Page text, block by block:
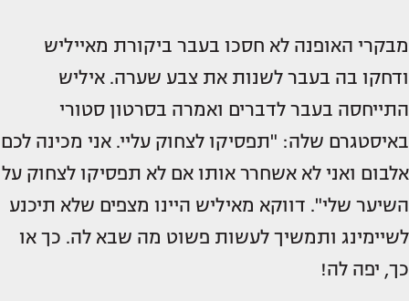
מבקרי האופנה לא חסכו בעבר ביקורת מאייליש
ודחקו בה בעבר לשנות את צבע שערה. איליש
התייחסה בעבר לדברים ואמרה בסרטון סטורי
באיסטגרם שלה: "תפסיקו לצחוק עליי. אני מכינה לכם
אלבום ואני לא אשחרר אותו אם לא תפסיקו לצחוק על
השיער שלי". דווקא מאיליש היינו מצפים שלא תיכנע
לשיימינג ותמשיך לעשות פשוט מה שבא לה. כך או
כך, יפה לה!